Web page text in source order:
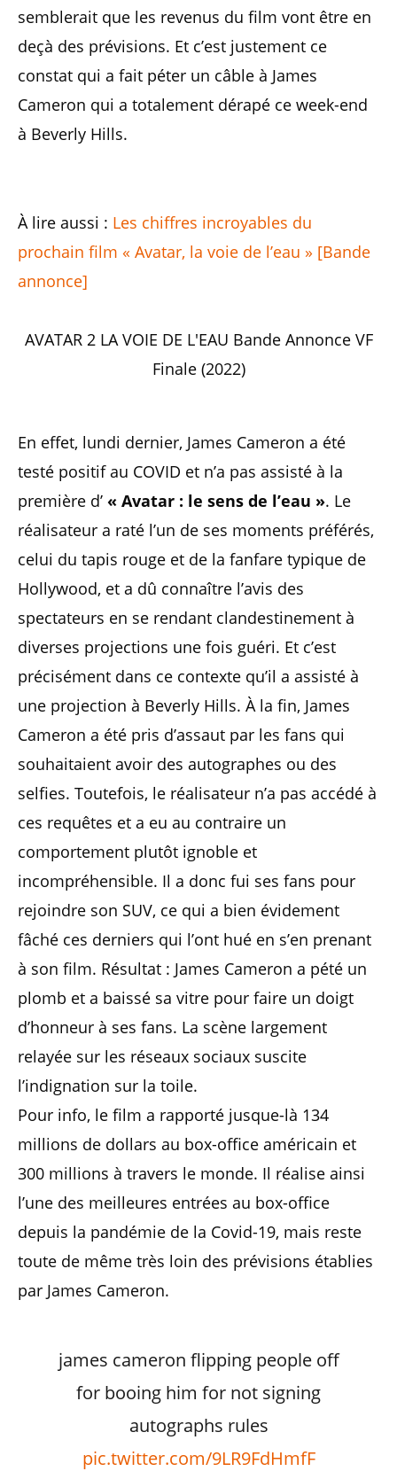
semblerait que les revenus du film vont être en
deçà des prévisions. Et c’est justement ce
constat qui a fait péter un câble à James
Cameron qui a totalement dérapé ce week-end
à Beverly Hills.
À lire aussi : Les chiffres incroyables du
prochain film « Avatar, la voie de l’eau » [Bande
annonce]
AVATAR 2 LA VOIE DE L'EAU Bande Annonce VF
Finale (2022)
En effet, lundi dernier, James Cameron a été
testé positif au COVID et n’a pas assisté à la
première d’ « Avatar : le sens de l’eau ». Le
réalisateur a raté l’un de ses moments préférés,
celui du tapis rouge et de la fanfare typique de
Hollywood, et a dû connaître l’avis des
spectateurs en se rendant clandestinement à
diverses projections une fois guéri. Et c’est
précisément dans ce contexte qu’il a assisté à
une projection à Beverly Hills. À la fin, James
Cameron a été pris d’assaut par les fans qui
souhaitaient avoir des autographes ou des
selfies. Toutefois, le réalisateur n’a pas accédé à
ces requêtes et a eu au contraire un
comportement plutôt ignoble et
incompréhensible. Il a donc fui ses fans pour
rejoindre son SUV, ce qui a bien évidement
fâché ces derniers qui l’ont hué en s’en prenant
à son film. Résultat : James Cameron a pété un
plomb et a baissé sa vitre pour faire un doigt
d’honneur à ses fans. La scène largement
relayée sur les réseaux sociaux suscite
l’indignation sur la toile.
Pour info, le film a rapporté jusque-là 134
millions de dollars au box-office américain et
300 millions à travers le monde. Il réalise ainsi
l’une des meilleures entrées au box-office
depuis la pandémie de la Covid-19, mais reste
toute de même très loin des prévisions établies
par James Cameron.
james cameron flipping people off
for booing him for not signing
autographs rules
pic.twitter.com/9LR9FdHmfF